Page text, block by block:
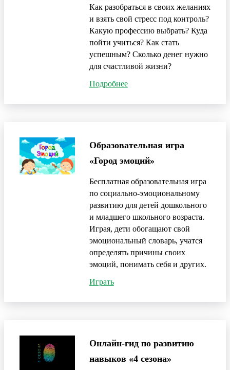
Как разобраться в своих желаниях
и взять свой стресс под контроль?
Какую профессию выбрать? Куда
пойти учиться? Как стать
успешным? Сколько денег нужно
для счастливой жизни?
Подробнее
Образовательная игра
«Город эмоций»
Бесплатная образовательная игра
по социально-эмоциональному
развитию для детей дошкольного
и младшего школьного возраста.
Играя, дети обогащают свой
эмоциональный словарь, учатся
определять причины своих
эмоций, понимать себя и других.
Играть
Онлайн-гид по развитию
навыков «4 сезона»